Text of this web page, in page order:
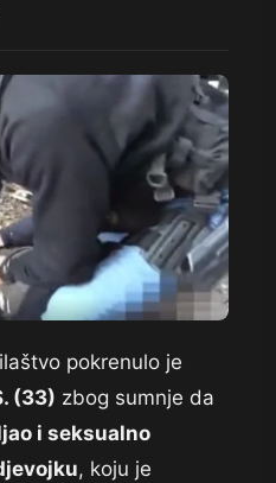
pokrenulo je
(33) zbog sumnje da
i seksualno
, koju je